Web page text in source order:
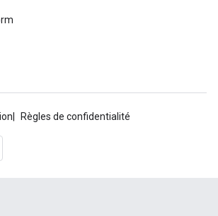
Règles de confidentialité